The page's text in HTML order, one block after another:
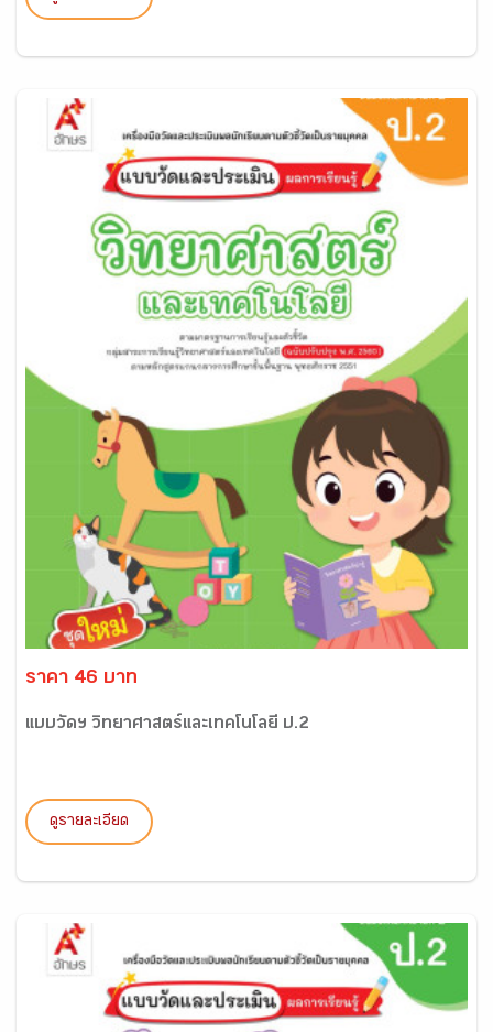
ราคา 46 บาท
แบบวัดฯ วิทยาศาสตร์และเทคโนโลยี ป.2
ดูรายละเอียด